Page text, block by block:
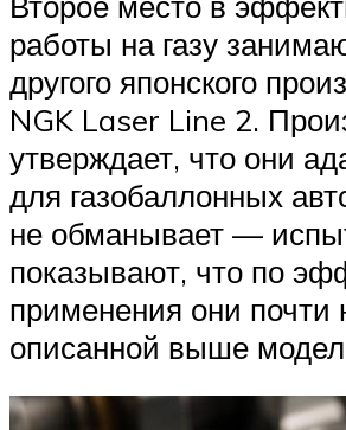
работы на газу
другого японского
NGK Laser Line 2.
утверждает, что они
для газобаллонных
не обманывает —
показывают, что по
применения они почти
описанной выше